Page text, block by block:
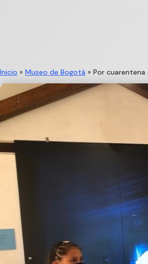
Inicio » Museo de Bogotá » Por cuarentena